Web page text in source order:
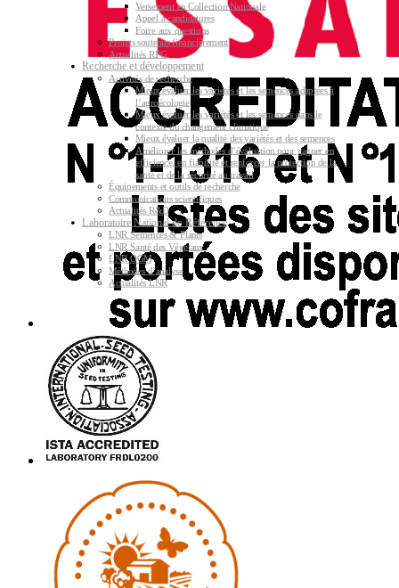
Versement en Collection Nationale
Appel à candidatures
Foire aux questions
Projets soutenus financièrement
Actualités RPG
Recherche et développement
Activités de recherche
Mieux évaluer les variétés et les semences adaptées à
l’agroécologie
Mieux évaluer les variétés et les semences dans le
contexte du changement climatique
Mieux évaluer la qualité des variétés et des semences
Améliorer les méthodes d’évaluation pour gagner en
efficience, en fiabilité et renforcer la protection de la
santé et de la sécurité au travail
Équipements et outils de recherche
Communications scientifiques
Actualités R&D
Laboratoire National de Référence
LNR Semences & Plants
LNR Santé des Végétaux
LNR OGM
Méthodes d’analyse
Actualités LNR